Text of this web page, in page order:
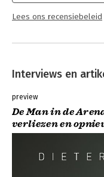
Lees ons recensiebeleid
Interviews en
preview
De Man in de
verliezen en